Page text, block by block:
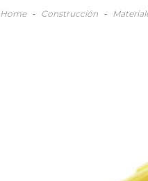
Home - Construcción -